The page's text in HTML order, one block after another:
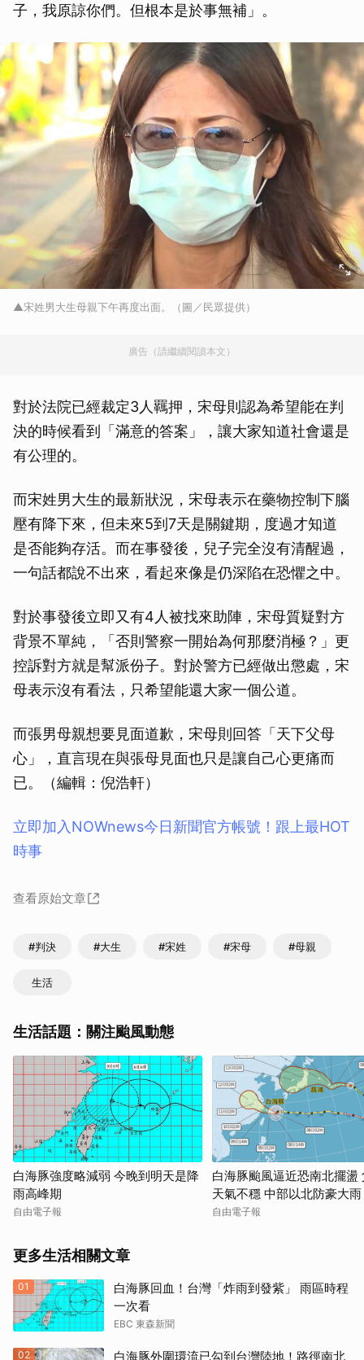
子，我原諒你們。但根本是於事無補」。
▲宋姓男大生母親下午再度出面。（圖／民眾提供）
廣告（請繼續閱讀本文）
對於法院已經裁定3人羈押，宋母則認為希望能在判
決的時候看到「滿意的答案」，讓大家知道社會還是
有公理的。
而宋姓男大生的最新狀況，宋母表示在藥物控制下腦
壓有降下來，但未來5到7天是關鍵期，度過才知道
是否能夠存活。而在事發後，兒子完全沒有清醒過，
一句話都說不出來，看起來像是仍深陷在恐懼之中。
對於事發後立即又有4人被找來助陣，宋母質疑對方
背景不單純，「否則警察一開始為何那麼消極？」更
控訴對方就是幫派份子。對於警方已經做出懲處，宋
母表示沒有看法，只希望能還大家一個公道。
而張男母親想要見面道歉，宋母則回答「天下父母
心」，直言現在與張母見面也只是讓自己心更痛而
已。（編輯：倪浩軒）
立即加入NOWnews今⽇新聞官⽅帳號！跟上最HOT
時事
查看原始文章
#判決 #大生 #宋姓 #宋母 #母親
生活
生活話題：關注颱風動態
白海豚強度略減弱 今晚到明天是降
雨高峰期
自由電子報
白海豚颱風逼近恐南北擺盪
天氣不穩 中部以北防豪大雨
自由電子報
更多生活相關文章
01
白海豚回血！台灣「炸雨到發紫」 雨區時程
一次看
EBC 東森新聞
02 白海豚外圍環流已勾到台灣陸地！路徑南北